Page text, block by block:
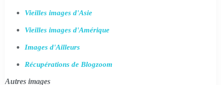
Vieilles images d'Asie
Vieilles images d'Amérique
Images d'Ailleurs
Récupérations de Blogzoom
Autres images